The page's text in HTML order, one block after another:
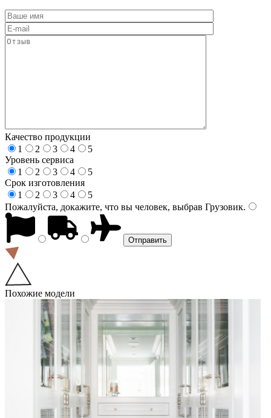
Качество продукции
1
2 3 4
5
Уровень сервиса
1
2 3 4
5
Срок изготовления
1
2 3 4
5
Пожалуйста, докажите, что вы человек, выбрав Грузовик.
Похожие модели